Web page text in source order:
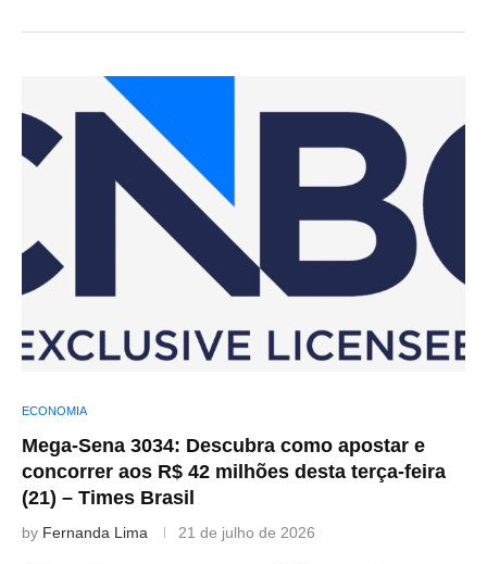
ECONOMIA
Mega-Sena 3034: Descubra como apostar e
concorrer aos R$ 42 milhões desta terça-feira
(21) – Times Brasil
by Fernanda Lima 21 de julho de 2026